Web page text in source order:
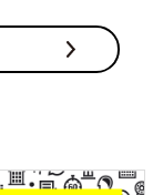
じます。また、
どもが自分の好
いですよね。息
の開発者はスウェ